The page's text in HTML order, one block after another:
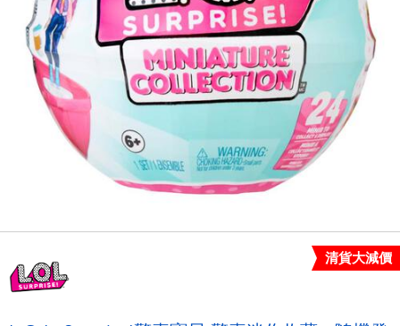
娃娃, 芭比,收藏公仔
電子玩具
遊戲及拼圖系列
益智學習玩具
Pokemon寶可夢
playpop
LEGO樂高
LeapFrog跳跳蛙
14歳以上
清貨大減價